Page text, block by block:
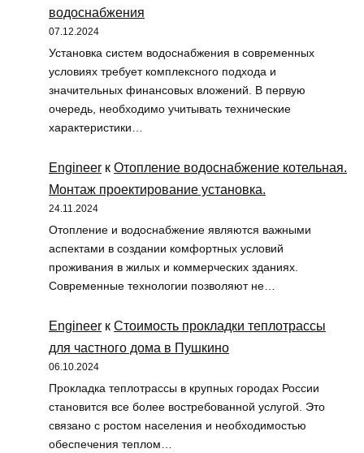
водоснабжения
07.12.2024
Установка систем водоснабжения в современных
условиях требует комплексного подхода и
значительных финансовых вложений. В первую
очередь, необходимо учитывать технические
характеристики…
Engineer к Отопление водоснабжение котельная.
Монтаж проектирование установка.
24.11.2024
Отопление и водоснабжение являются важными
аспектами в создании комфортных условий
проживания в жилых и коммерческих зданиях.
Современные технологии позволяют не…
Engineer к Стоимость прокладки теплотрассы
для частного дома в Пушкино
06.10.2024
Прокладка теплотрассы в крупных городах России
становится все более востребованной услугой. Это
связано с ростом населения и необходимостью
обеспечения теплом…